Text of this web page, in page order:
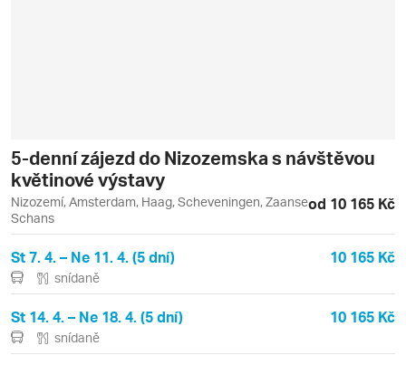
5-denní zájezd do Nizozemska s návštěvou
květinové výstavy
Nizozemí, Amsterdam, Haag, Scheveningen, Zaanse
Schans
od 10 165 Kč
St 7. 4. – Ne 11. 4. (5 dní) 10 165 Kč
snídaně
St 14. 4. – Ne 18. 4. (5 dní) 10 165 Kč
snídaně